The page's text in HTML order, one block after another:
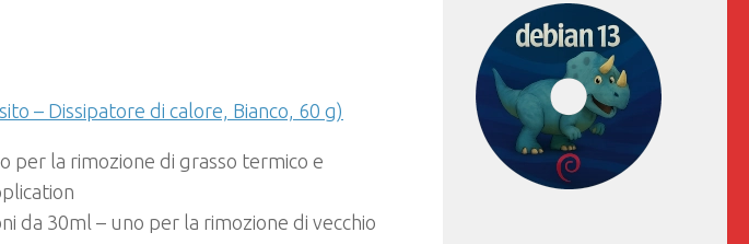
– Dissipatore di calore, Bianco, 60 g)
per la rimozione di grasso termico e
da 30ml – uno per la rimozione di vecchio